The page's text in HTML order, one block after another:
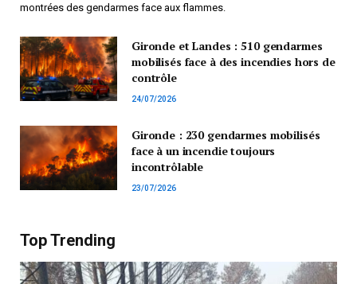
montrées des gendarmes face aux flammes.
Gironde et Landes : 510 gendarmes
mobilisés face à des incendies hors de
contrôle
24/07/2026
Gironde : 230 gendarmes mobilisés
face à un incendie toujours
incontrôlable
23/07/2026
Top Trending